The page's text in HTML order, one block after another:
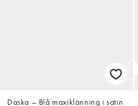
Daska – Blå maxiklänning i satin